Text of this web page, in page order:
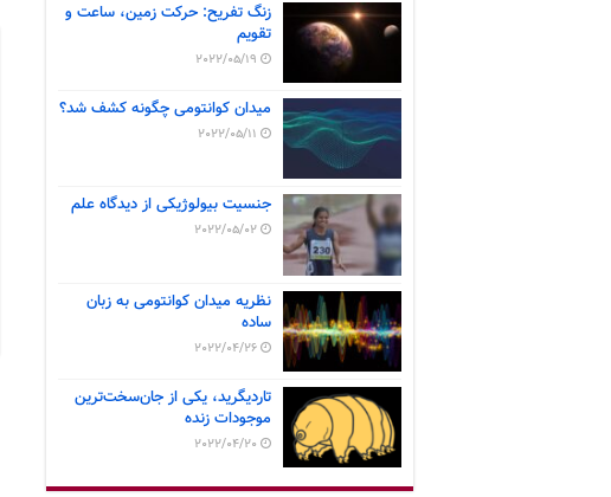
زنگ تفریح: حرکت زمین، ساعت و
تقویم
2022/05/19
میدان کوانتومی چگونه کشف شد؟
2022/05/11
جنسیت بیولوژیکی از دیدگاه علم
2022/05/02
نظریه میدان کوانتومی به زبان
ساده
2022/04/26
تاردیگرید، یکی از جان‌سخت‌ترین
موجودات زنده
2022/04/20